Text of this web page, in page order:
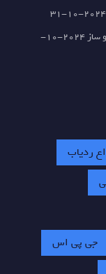
2024-10-31
2024-10-
ردیاب
جی پی اس